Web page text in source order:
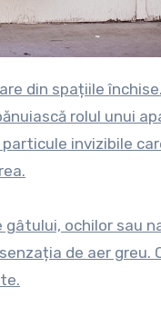
rolul unui
invizibile
ochilor sau
de aer greu.